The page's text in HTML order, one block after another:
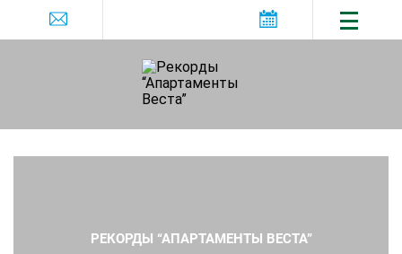
РЕКОРДЫ “АПАРТАМЕНТЫ ВЕСТА”